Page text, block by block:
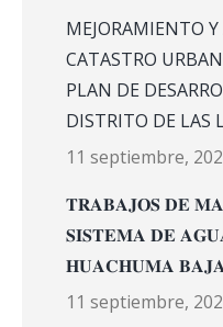
MEJORAMIENTO
CATASTRO
PLAN DE
DISTRITO DE LAS
11 septiembre,
𝐓𝐑𝐀𝐁𝐀𝐉𝐎𝐒 𝐃𝐄
𝐒𝐈𝐒𝐓𝐄𝐌𝐀 𝐃𝐄
𝐇𝐔𝐀𝐂𝐇𝐔𝐌𝐀
11 septiembre,